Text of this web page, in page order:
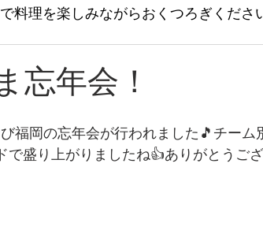
料理を楽しみながらおくつろぎくださ
忘年会！
福岡の忘年会が行われました🎵チーム
盛り上がりましたね👍ありがとうご